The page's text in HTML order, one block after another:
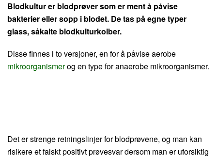
Blodkultur er blodprøver som er ment å påvise
bakterier eller sopp i blodet. De tas på egne typer
glass, såkalte blodkulturkolber.
Disse finnes i to versjoner, en for å påvise aerobe
mikroorganismerog en type for anaerobe mikroorganismer.
Det er strenge retningslinjer for blodprøvene, og man kan
risikere et falskt positivt prøvesvar dersom man er uforsiktig